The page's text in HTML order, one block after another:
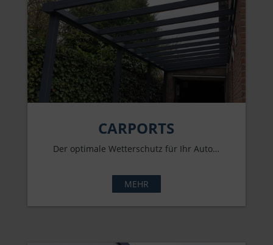
CARPORTS
Der optimale Wetterschutz für Ihr Auto…
MEHR